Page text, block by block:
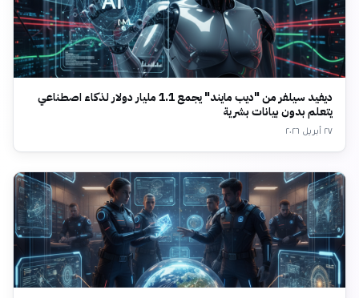
ديفيد سيلفر من "ديب مايند" يجمع 1.1 مليار دولار لذكاء اصطناعي
يتعلم بدون بيانات بشرية
٢٧ أبريل ٢٠٢٦